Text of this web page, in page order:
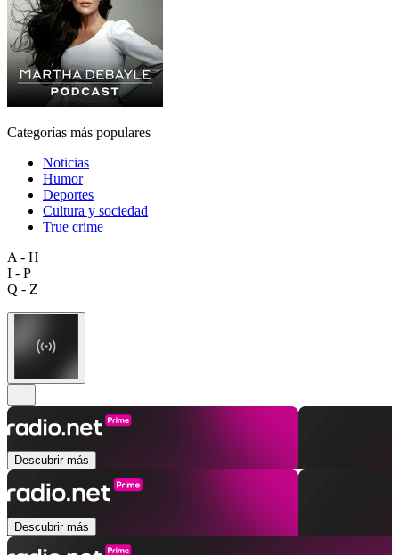
Categorías más populares
Noticias
Humor
Deportes
Cultura y sociedad
True crime
A - H
I - P
Q - Z
Descubrir más
Descubrir más